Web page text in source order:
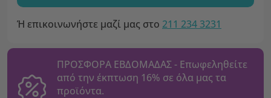
Ή επικοινωνήστε μαζί μας στο 211 234 3231
ΠΡΟΣΦΟΡΑ ΕΒΔΟΜΑΔΑΣ - Επωφεληθείτε
από την έκπτωση 16% σε όλα μας τα
προϊόντα.